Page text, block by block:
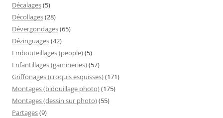
Décalages(5)
Décollages(28)
Dévergondages(65)
Dézinguages(42)
Embouteillages (people)(5)
Enfantillages (gamineries)(57)
Griffonages (croquis esquisses)(171)
Montages (bidouillage photo)(175)
Montages (dessin sur photo)(55)
Partages(9)